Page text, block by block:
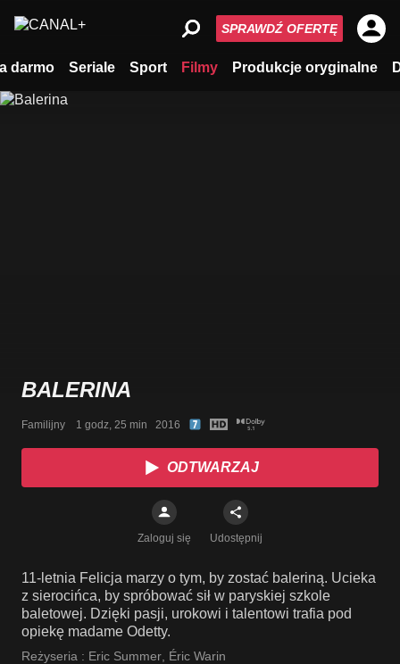
darmo Seriale Sport Filmy Produkcje oryginalne
SPRAWDŹ OFERTĘ
BALERINA
Familijny    1 godz, 25 min   2016
ODTWARZAJ
Zaloguj się Udostępnij
11-letnia Felicja marzy o tym, by zostać baleriną. Ucieka
z sierocińca, by spróbować sił w paryskiej szkole
baletowej. Dzięki pasji, urokowi i talentowi trafia pod
opiekę madame Odetty.
Reżyseria : Eric Summer Éric Warin